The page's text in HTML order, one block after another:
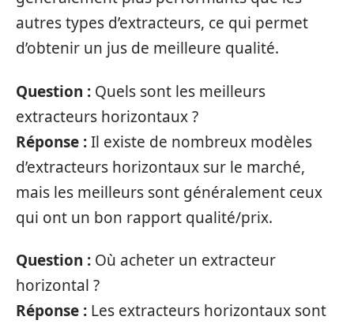
autres types d’extracteurs, ce qui permet
d’obtenir un jus de meilleure qualité.
Question : Quels sont les meilleurs
extracteurs horizontaux ?
Réponse :Il existe de nombreux modèles
d’extracteurs horizontaux sur le marché,
mais les meilleurs sont généralement ceux
qui ont un bon rapport qualité/prix.
Question : Où acheter un extracteur
horizontal ?
Réponse : Les extracteurs horizontaux sont